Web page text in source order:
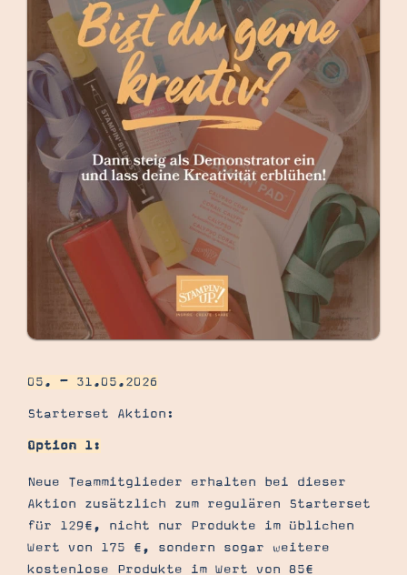
05. – 31.05.2026
Starterset Aktion:
Option 1:
Neue Teammitglieder erhalten bei dieser
Aktion zusätzlich zum regulären Starterset
für 129€, nicht nur Produkte im üblichen
Wert von 175 €, sondern sogar weitere
kostenlose Produkte im Wert von 85€